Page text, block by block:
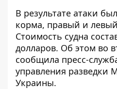
В результате атаки
корма, правый и
Стоимость судна
долларов. Об этом во
сообщила пресс-
управления разведки
Украины.